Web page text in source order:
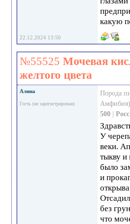
какую
22.12.2024 13:50
№55525 Мочевая
желтого цвета
Алина
Гость (не зарегистрирован)
Порода
500 |
У
веки.
тыкву и
было
и
без
что